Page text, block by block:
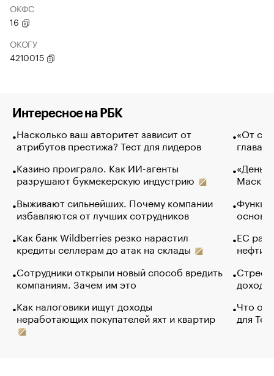
ОКФС
16
ОКОГУ
4210015
Интересное на РБК
Насколько ваш авторитет зависит от
атрибутов престижа? Тест для лидеров
Казино проиграло. Как ИИ-агенты
разрушают букмекерскую индустрию
Выживают сильнейших. Почему компании
избавляются от лучших сотрудников
Как банк Wildberries резко нарастил
кредиты селлерам до атак на склады
Сотрудники открыли новый способ вредить
компаниям. Зачем им это
Как налоговики ищут доходы
неработающих покупателей яхт и квартир
«От
глава
Маск в
основ
ЕС
нефти
Что
для